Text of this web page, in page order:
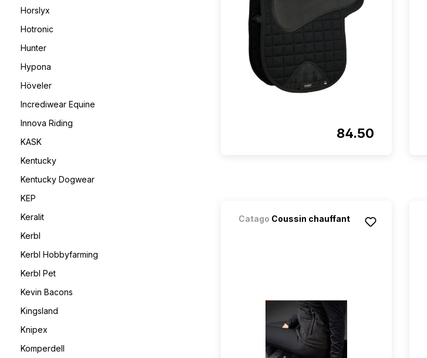
Horslyx
Hotronic
Hunter
Hypona
Höveler
Incrediwear Equine
Innova Riding
KASK
Kentucky
Kentucky Dogwear
KEP
Keralit
Kerbl
Kerbl Hobbyfarming
Kerbl Pet
Kevin Bacons
Kingsland
Knipex
Komperdell
84.50
Catago Coussin chauffant